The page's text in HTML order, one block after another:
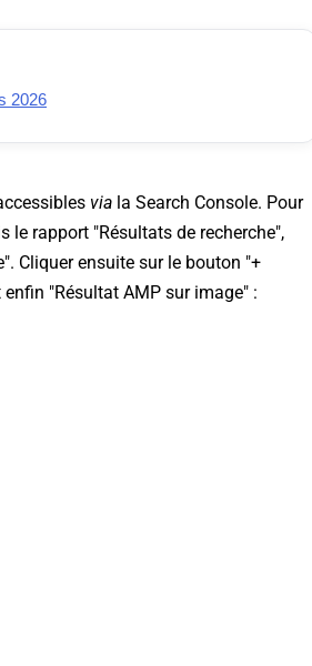
2026
via la Search Console. Pour
le rapport "Résultats de recherche",
Cliquer ensuite sur le bouton "+
enfin "Résultat AMP sur image" :